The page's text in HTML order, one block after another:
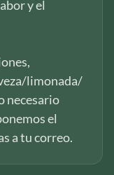
y el
limonada/
necesario
el
a tu correo.